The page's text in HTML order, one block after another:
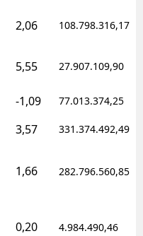
2,06 108.798.316,17
5,55 27.907.109,90
-1,09 77.013.374,25
3,57 331.374.492,49
1,66 282.796.560,85
0,20 4.984.490,46